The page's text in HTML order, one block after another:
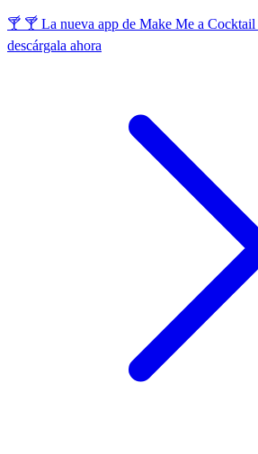
🍸 🍸 La nueva app de Make Me a
descárgala ahora